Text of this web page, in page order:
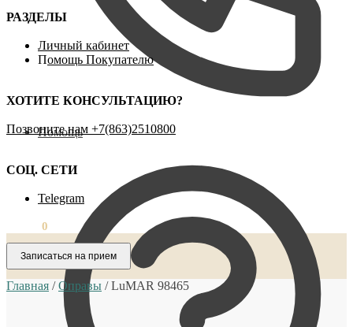
Помощь
РАЗДЕЛЫ
Личный кабинет
Помощь Покупателю
ХОТИТЕ КОНСУЛЬТАЦИЮ?
Позвоните нам ‪+7(863)2510800
СОЦ. СЕТИ
Telegram
0
Записаться на прием
Главная /Оправы /LuMAR 98465